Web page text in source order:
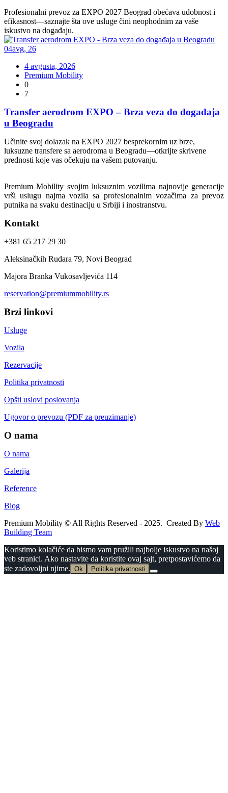
Profesionalni prevoz za EXPO 2027 Beograd obećava udobnost i
efikasnost—saznajte šta ove usluge čini neophodnim za vaše
iskustvo na događaju.
04avg, 26
4 avgusta, 2026
Premium Mobility
0
7
Transfer aerodrom EXPO – Brza veza do događaja
u Beogradu
Učinite svoj dolazak na EXPO 2027 besprekornim uz brze,
luksuzne transfere sa aerodroma u Beogradu—otkrijte skrivene
prednosti koje vas očekuju na vašem putovanju.
Premium Mobility svojim luksuznim vozilima najnovije generacije
vrši uslugu najma vozila sa profesionalnim vozačima za prevoz
putnika na svaku destinaciju u Srbiji i inostranstvu.
Kontakt
+381 65 217 29 30
Aleksinačkih Rudara 79, Novi Beograd
Majora Branka Vukosavljevića 114
reservation@premiummobility.rs
Brzi linkovi
Usluge
Vozila
Rezervacije
Politika privatnosti
Opšti uslovi poslovanja
Ugovor o prevozu (PDF za preuzimanje)
O nama
O nama
Galerija
Reference
Blog
Premium Mobility © All Rights Reserved - 2025. Created By Web
Building Team
Koristimo kolačiće da bismo vam pružili najbolje iskustvo na našoj
veb stranici. Ako nastavite da koristite ovaj sajt, pretpostavićemo da
ste zadovoljni njime. Ok Politika privatnosti